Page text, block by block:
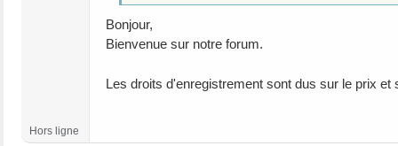
Bonjour,
Bienvenue sur notre forum.
Les droits d'enregistrement sont dus sur le prix
Hors ligne